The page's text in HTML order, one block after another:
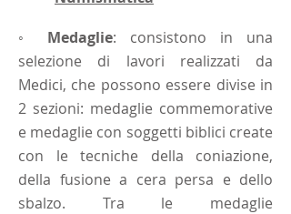
◦ Medaglie​: consistono in una
selezione di lavori realizzati da
Medici, che possono essere divise in
2 sezioni: medaglie commemorative
e medaglie con soggetti biblici create
con le tecniche della coniazione,
della fusione a cera persa e dello
sbalzo. Tra le medaglie